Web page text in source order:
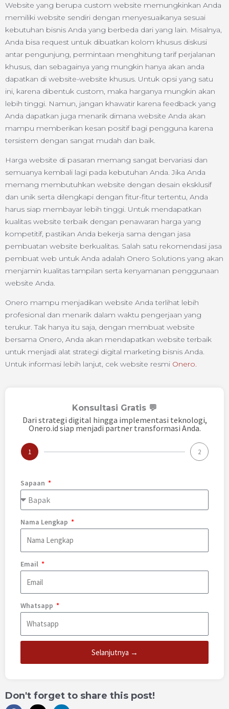
Website yang berupa custom website memungkinkan Anda
memiliki website sendiri dengan menyesuaikanya sesuai
kebutuhan bisnis Anda yang berbeda dari yang lain. Misalnya,
Anda bisa request untuk dibuatkan kolom khusus diskusi
antar pengunjung, permintaan menghitung tarif perjalanan
khusus, dan sebagainya yang mungkin hanya akan anda
dapatkan di website-website khusus. Untuk opsi yang satu
ini, karena dibentuk custom, maka harganya mungkin akan
lebih tinggi. Namun, jangan khawatir karena feedback yang
Anda dapatkan juga menarik dimana website Anda akan
mampu memberikan kesan positif bagi pengguna karena
tersistem dengan sangat mudah dan baik.
Harga website di pasaran memang sangat bervariasi dan
semuanya kembali lagi pada kebutuhan Anda. Jika Anda
memang membutuhkan website dengan desain eksklusif
dan unik serta dilengkapi dengan fitur-fitur tertentu, Anda
harus siap membayar lebih tinggi. Untuk mendapatkan
kualitas website terbaik dengan penawaran harga yang
kompetitif, pastikan Anda bekerja sama dengan jasa
pembuatan website berkualitas. Salah satu rekomendasi jasa
pembuat web untuk Anda adalah Onero Solutions yang akan
menjamin kualitas tampilan serta kenyamanan penggunaan
website Anda.
Onero mampu menjadikan website Anda terlihat lebih
profesional dan menarik dalam waktu pengerjaan yang
terukur. Tak hanya itu saja, dengan membuat website
bersama Onero, Anda akan mendapatkan website terbaik
untuk menjadi alat strategi digital marketing bisnis Anda.
Untuk informasi lebih lanjut, cek website resmi Onero.
Konsultasi Gratis 💬
Dari strategi digital hingga implementasi teknologi,
Onero.id siap menjadi partner transformasi Anda.
1 2
Sapaan
Nama Lengkap
Email
Whatsapp
Selanjutnya →
Don't forget to share this post!